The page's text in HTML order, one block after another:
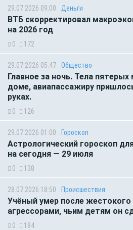
29.07.2026 09:00 Деньги
ВТБ скорректировал
на 2026 год
0 172
29.07.2026 05:47 Общество
Главное за ночь. Тела
доме, авиапассажиру
руках.
0 126
29.07.2026 01:00 Гороскоп
Астрологический гороскоп
на сегодня — 29 июля
0 138
28.07.2026 18:50 Происшествия
Учёный умер после жестокого
агрессорами, чьим детям он
0 184